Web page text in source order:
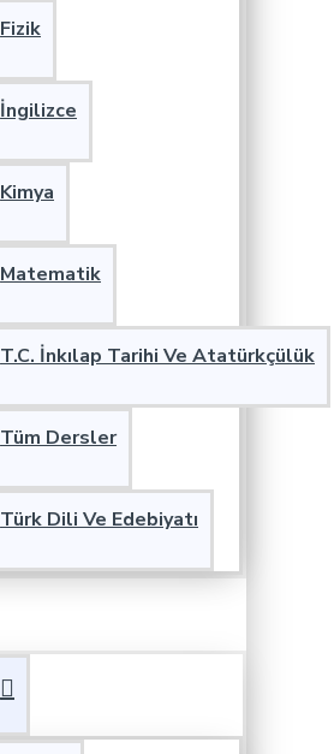
Fizik
İngilizce
Kimya
Matematik
T.C. İnkılap Tarihi Ve Atatürkçülük
Tüm Dersler
Türk Dili Ve Edebiyatı